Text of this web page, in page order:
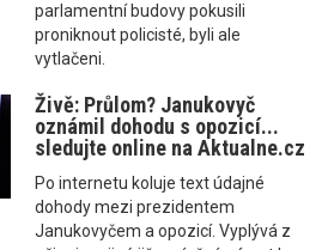
parlamentní budovy pokusili
proniknout policisté, byli ale
vytlačeni.
Živě: Průlom? Janukovyč
oznámil dohodu s opozicí...
sledujte online na Aktualne.cz
Po internetu koluje text údajné
dohody mezi prezidentem
Janukovyčem a opozicí. Vyplývá z